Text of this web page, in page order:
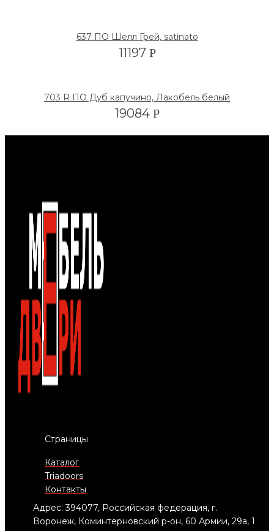
637 ПО Шелл Грей, satinato
11197 Р
703 R ПО Дуб капучино, Лакобель белый
19084 Р
Страницы
Каталог
Triadoors
Контакты
Адрес: 394077, Российская федерация, г.
Воронеж, Коминтерновский р-он, 60 Армии, 29а, 1